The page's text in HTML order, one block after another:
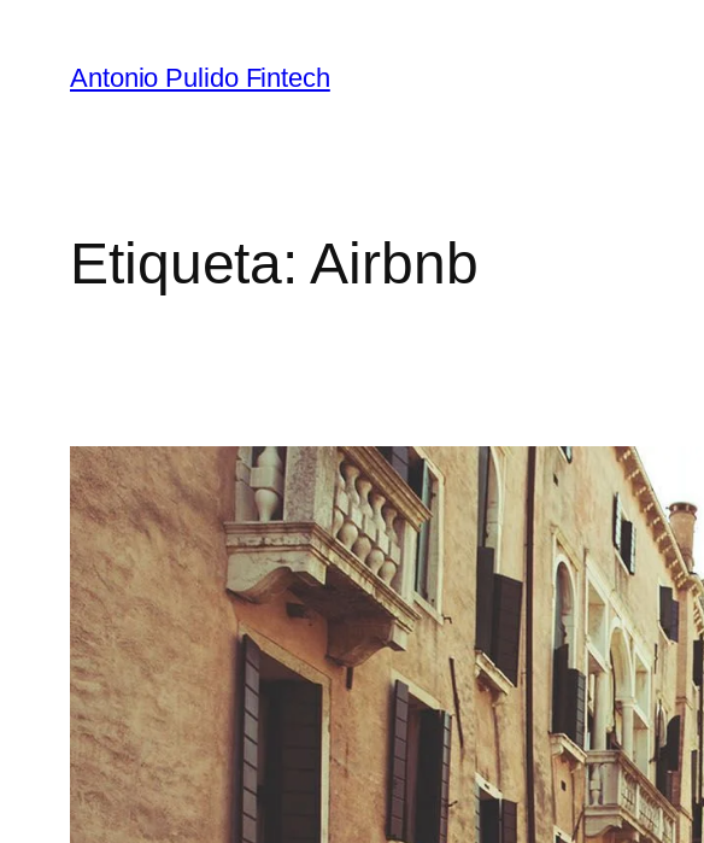
Antonio Pulido Fintech
Etiqueta: Airbnb